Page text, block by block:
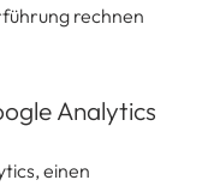
rechnen
Analytics
einen